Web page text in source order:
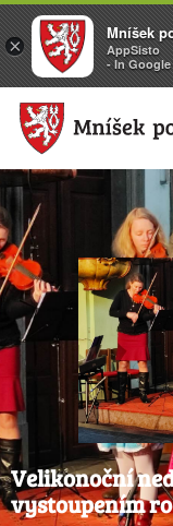
Velikonoční
vystoupením
×
Mníšek
AppSisto
- In Google